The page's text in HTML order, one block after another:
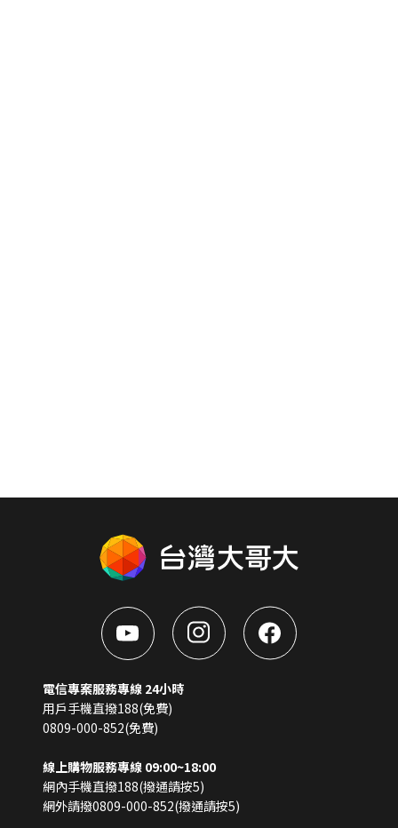
電信專案服務專線 24小時
用戶手機直撥188(免費)
0809-000-852(免費)
線上購物服務專線 09:00~18:00
網內手機直撥188(撥通請按5)
網外請撥0809-000-852(撥通請按5)